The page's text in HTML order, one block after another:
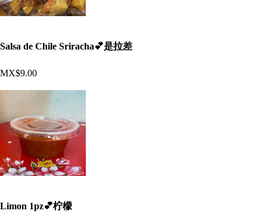
Salsa de Chile Sriracha💕是拉差
MX$9.00
Limon 1pz💕柠檬